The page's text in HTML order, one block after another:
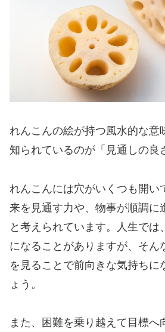
れんこんの絵が持つ風水的な意
知られているのが「見通しの良
れんこんには穴がいくつも開い
来を見通す力や、物事が順調に
と考えられています。人生では
になることがありますが、そん
を見ることで前向きな気持ちに
ょう。
また、困難を乗り越えて目標へ